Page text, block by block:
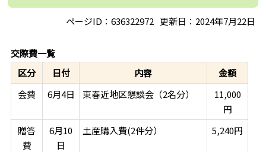
で
ページID：636322972 更新日：2024年7月22日
交際費一覧
区分
日付 内容
金額
会費
6月4日 東春近地区懇談会（2名分）
11,000
円
贈答
費
6月10
日
土産購入費(2件分） 5,240円